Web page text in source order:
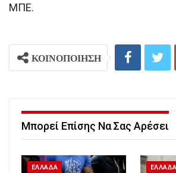
ΜΠΕ.
ΚΟΙΝΟΠΟΙΗΣΗ
Μπορεί Επίσης Να Σας Αρέσει
ΕΛΛΑΔΑ ΕΛΛΑΔΑ